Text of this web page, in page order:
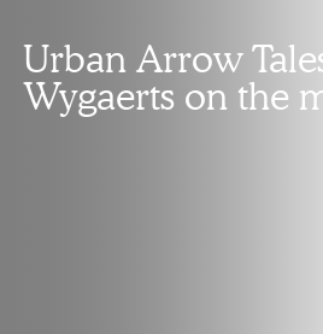
Urban Arrow
Wygaerts on the